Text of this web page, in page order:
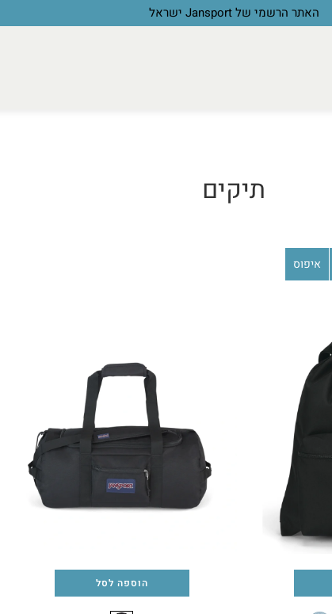
האתר הרשמי של Jansport ישראל
תיקים
איפוס
הוספה לסל